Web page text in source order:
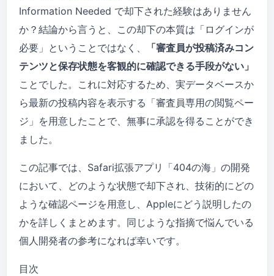
Information Needed で却下された経験はありません
か？結論から言うと、この却下の本質は「ログインが
必要」ということではなく、
「審査員が投稿済みコン
テンツと保存状態を客観的に確認できる手段がない」
ことでした。これに対応するため、実データベースか
ら最新の投稿内容を表示する「審査員専用の閲覧ペー
ジ」を用意したことで、無事に承認を得ることができ
ました。
この記事では、Safari拡張アプリ「404の海」の開発
において、どのような状態で却下され、技術的にどの
ような確認ページを用意し、Appleにどう説明したの
かを詳しくまとめます。同じような指摘で悩んでいる
個人開発者の参考になれば幸いです。
目次